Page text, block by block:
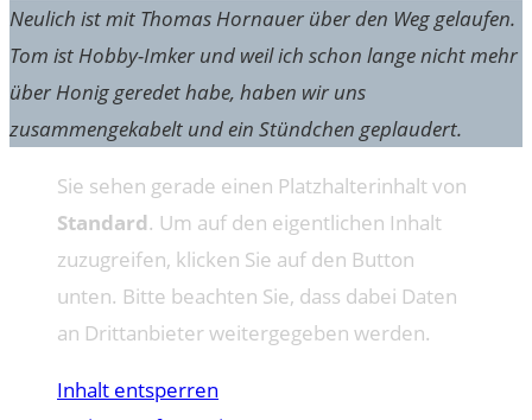
Neulich ist mit Thomas Hornauer über den Weg gelaufen.
Tom ist Hobby-Imker und weil ich schon lange nicht mehr
über Honig geredet habe, haben wir uns
zusammengekabelt und ein Stündchen geplaudert.
Sie sehen gerade einen Platzhalterinhalt von
Standard. Um auf den eigentlichen Inhalt
zuzugreifen, klicken Sie auf den Button
unten. Bitte beachten Sie, dass dabei Daten
an Drittanbieter weitergegeben werden.
Inhalt entsperren